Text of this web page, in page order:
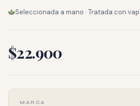
Seleccionada a mano · Tratada con
$22.900
MARCA